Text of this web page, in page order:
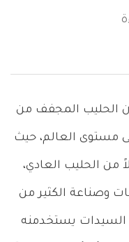
الحليب المجفف من
مستوى العالم، حيث
الحليب العادي،
وصناعة الكثير من
السيدات يستخدمنه